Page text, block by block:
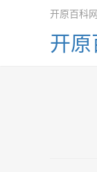
开原百科
开